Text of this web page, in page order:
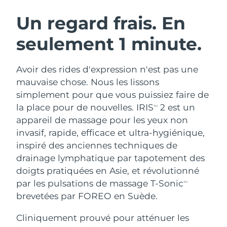
Un regard frais. En
seulement 1 minute.
Avoir des rides d'expression n'est pas une
mauvaise chose. Nous les lissons
simplement pour que vous puissiez faire de
la place pour de nouvelles. IRISTM
2 est un
appareil de massage pour les yeux non
invasif, rapide, efficace et ultra-hygiénique,
inspiré des anciennes techniques de
drainage lymphatique par tapotement des
doigts pratiquées en Asie, et révolutionné
par les pulsations de massage T-SonicTM
brevetées par FOREO en Suède.
Cliniquement prouvé pour atténuer les
LUNA™ 4 coffret
Anti-aging massage
LUNA™ 4 Plus
Massage, LED heating
LUNA™ 4 Men
For men, anti-aging massage
BEAR™ 2 coffret
Microcurrent toning
BEAR™ 2 go
Microcurrent toning on-the-go
BEAR™ 2 eyes & lips
Microcurrent line smoothing device
Hydratation
UFO™ 3 coffret
Deep facial hydration
UFO™ 3 LED
Near-infrared and red light therapy
Soin bucco-dentaire
issa™ 4
Hybrid silicone sonic toothbrush
issa™ 4 plus
Smart hybrid silicone sonic toothbrush
FAQ™ TRAITEMENT ANTI-ÂGE
NEW
Autriche Livraison estimée
Bahreïn Livraison estimée 8/13/26
Belgique
Bermudes Livraison estimée
Bosnie-Herzégovine Livraison estimée8/15/26
Brunei Livraison estimée8/17/26
Bulgarie Livraison estimée8/12/26
Canada Livraison estimée8/16/26